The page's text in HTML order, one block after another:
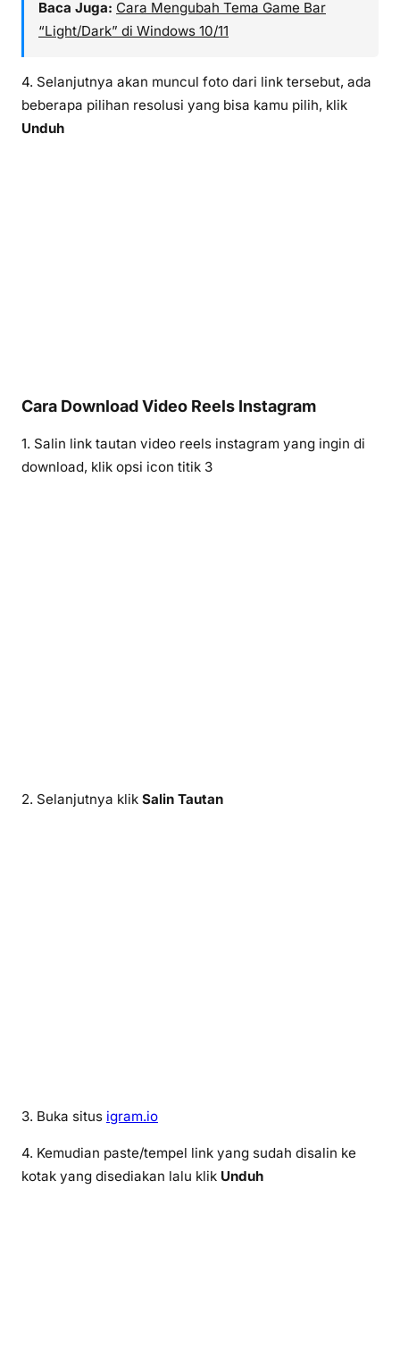
Baca Juga: Cara Mengubah Tema Game Bar
“Light/Dark” di Windows 10/11
4. Selanjutnya akan muncul foto dari link tersebut, ada
beberapa pilihan resolusi yang bisa kamu pilih, klik
Unduh
Cara Download Video Reels Instagram
1. Salin link tautan video reels instagram yang ingin di
download, klik opsi icon titik 3
2. Selanjutnya klik Salin Tautan
3. Buka situs igram.io
4. Kemudian paste/tempel link yang sudah disalin ke
kotak yang disediakan lalu klik Unduh